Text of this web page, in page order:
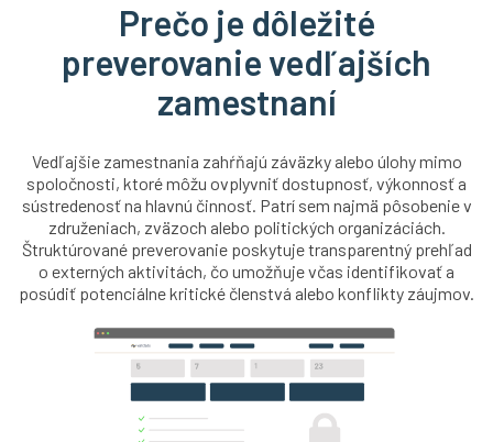
Prečo je dôležité
preverovanie vedľajších
zamestnaní
Vedľajšie zamestnania zahŕňajú záväzky alebo úlohy mimo
spoločnosti, ktoré môžu ovplyvniť dostupnosť, výkonnosť a
sústredenosť na hlavnú činnosť. Patrí sem najmä pôsobenie v
združeniach, zväzoch alebo politických organizáciách.
Štruktúrované preverovanie poskytuje transparentný prehľad
o externých aktivitách, čo umožňuje včas identifikovať a
posúdiť potenciálne kritické členstvá alebo konflikty záujmov.